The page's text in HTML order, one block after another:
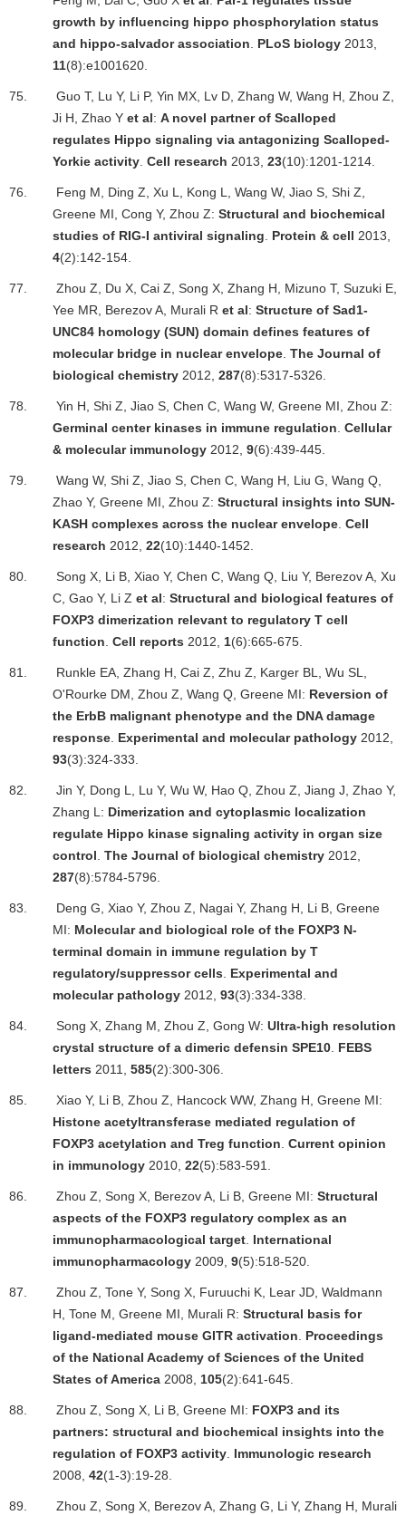
growth by influencing hippo phosphorylation status
and hippo-salvador association. PLoS biology 2013,
11(8):e1001620.
75.
Guo T, Lu Y, Li P, Yin MX, Lv D, Zhang W, Wang H, Zhou Z,
Ji H, Zhao Y et al: A novel partner of Scalloped
regulates Hippo signaling via antagonizing Scalloped-
Yorkie activity. Cell research 2013, 23(10):1201-1214.
76.
Feng M, Ding Z, Xu L, Kong L, Wang W, Jiao S, Shi Z,
Greene MI, Cong Y, Zhou Z: Structural and biochemical
studies of RIG-I antiviral signaling. Protein & cell 2013,
4(2):142-154.
77.
Zhou Z, Du X, Cai Z, Song X, Zhang H, Mizuno T, Suzuki E,
Yee MR, Berezov A, Murali R et al: Structure of Sad1-
UNC84 homology (SUN) domain defines features of
molecular bridge in nuclear envelope. The Journal of
biological chemistry 2012, 287(8):5317-5326.
78.
Yin H, Shi Z, Jiao S, Chen C, Wang W, Greene MI, Zhou Z:
Germinal center kinases in immune regulation. Cellular
& molecular immunology 2012, 9(6):439-445.
79.
Wang W, Shi Z, Jiao S, Chen C, Wang H, Liu G, Wang Q,
Zhao Y, Greene MI, Zhou Z: Structural insights into SUN-
KASH complexes across the nuclear envelope. Cell
research 2012, 22(10):1440-1452.
80.
Song X, Li B, Xiao Y, Chen C, Wang Q, Liu Y, Berezov A, Xu
C, Gao Y, Li Z et al: Structural and biological features of
FOXP3 dimerization relevant to regulatory T cell
function. Cell reports 2012, 1(6):665-675.
81.
Runkle EA, Zhang H, Cai Z, Zhu Z, Karger BL, Wu SL,
O'Rourke DM, Zhou Z, Wang Q, Greene MI: Reversion of
the ErbB malignant phenotype and the DNA damage
response. Experimental and molecular pathology 2012,
93(3):324-333.
82.
Jin Y, Dong L, Lu Y, Wu W, Hao Q, Zhou Z, Jiang J, Zhao Y,
Zhang L: Dimerization and cytoplasmic localization
regulate Hippo kinase signaling activity in organ size
control. The Journal of biological chemistry 2012,
287(8):5784-5796.
83.
Deng G, Xiao Y, Zhou Z, Nagai Y, Zhang H, Li B, Greene
MI: Molecular and biological role of the FOXP3 N-
terminal domain in immune regulation by T
regulatory/suppressor cells. Experimental and
molecular pathology 2012, 93(3):334-338.
84. Song X, Zhang M, Zhou Z, Gong W: Ultra-high resolution
crystal structure of a dimeric defensin SPE10. FEBS
letters 2011, 585(2):300-306.
85.
Xiao Y, Li B, Zhou Z, Hancock WW, Zhang H, Greene MI:
Histone acetyltransferase mediated regulation of
FOXP3 acetylation and Treg function. Current opinion
in immunology 2010, 22(5):583-591.
86. Zhou Z, Song X, Berezov A, Li B, Greene MI: Structural
aspects of the FOXP3 regulatory complex as an
immunopharmacological target. International
immunopharmacology 2009, 9(5):518-520.
87.
Zhou Z, Tone Y, Song X, Furuuchi K, Lear JD, Waldmann
H, Tone M, Greene MI, Murali R: Structural basis for
ligand-mediated mouse GITR activation. Proceedings
of the National Academy of Sciences of the United
States of America 2008, 105(2):641-645.
88. Zhou Z, Song X, Li B, Greene MI: FOXP3 and its
partners: structural and biochemical insights into the
regulation of FOXP3 activity. Immunologic research
2008, 42(1-3):19-28.
89.
Zhou Z, Song X, Berezov A, Zhang G, Li Y, Zhang H, Murali